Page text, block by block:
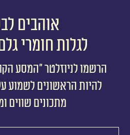
אוהבים
לגלות חומרי
הרשמו לניוזלטר ״המסע
להיות הראשונים לשמוע
מתכונים שווים